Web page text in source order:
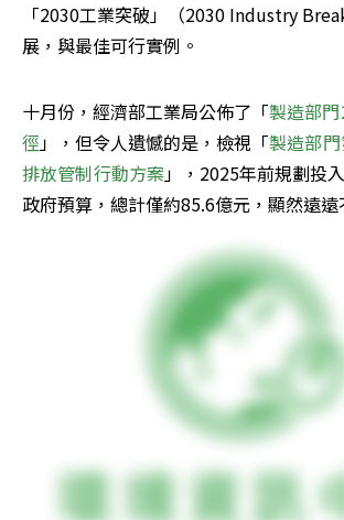
「2030工業突破」（2030 Industry
展，與最佳可行實例。
十月份，經濟部工業局公佈了「製造部
徑」，但令人遺憾的是，檢視「製造部
排放管制行動方案」，2025年前規劃投
政府預算，總計僅約85.6億元，顯然遠遠